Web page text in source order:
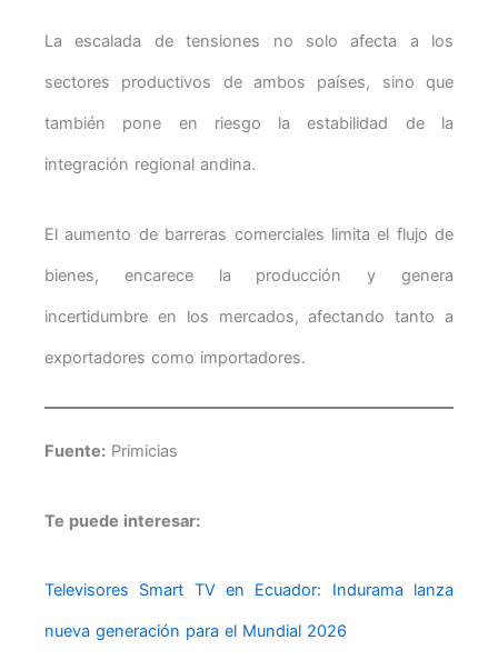
La escalada de tensiones no solo afecta a los
sectores productivos de ambos países, sino que
también pone en riesgo la estabilidad de la
integración regional andina.
El aumento de barreras comerciales limita el flujo de
bienes, encarece la producción y genera
incertidumbre en los mercados, afectando tanto a
exportadores como importadores.
Fuente: Primicias
Te puede interesar:
Televisores Smart TV en Ecuador: Indurama lanza
nueva generación para el Mundial 2026